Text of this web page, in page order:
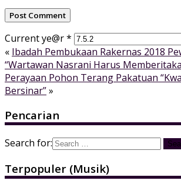
Current ye@r*
« Ibadah Pembukaan Rakernas 2018
“Wartawan Nasrani Harus
Perayaan Pohon Terang Pakatuan
Bersinar”»
Pencarian
Search for:
Terpopuler (Musik)